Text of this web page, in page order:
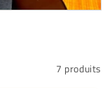
7 produits